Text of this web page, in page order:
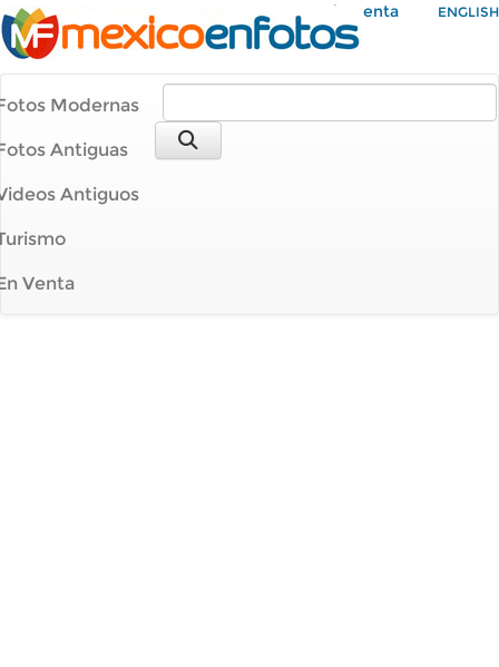
Mi Cuenta ENGLISH
Modernas
Antiguas
Antiguos
Venta